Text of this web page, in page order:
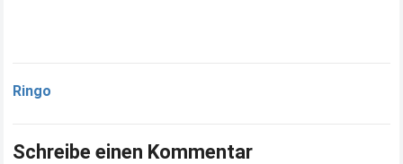
Ringo
Schreibe einen Kommentar